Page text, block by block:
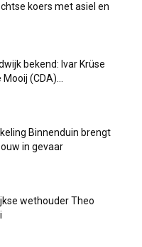
koers met asiel en
bekend: Ivar Krüse
(CDA)...
Binnenduin brengt
in gevaar
wethouder Theo